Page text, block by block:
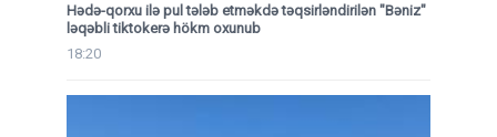
Hədə-qorxu ilə pul tələb etməkdə təqsirləndirilən "Bəniz"
ləqəbli tiktokerə hökm oxunub
18:20